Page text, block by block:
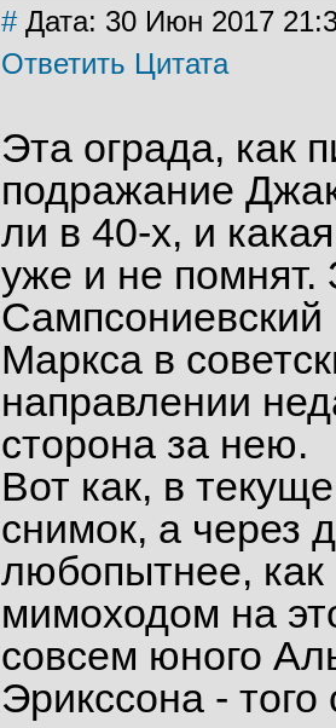
#Дата: 30 Июн 2017
Ответить Цитата
Эта ограда, как
подражание
ли в 40-х, и
уже и не
Сампсониевский
Маркса в
направлении
сторона за нею.
Вот как, в
снимок, а через
любопытнее,
мимоходом на
совсем юного
Эрикссона -